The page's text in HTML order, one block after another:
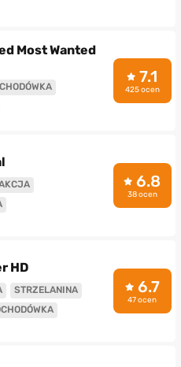
Most Wanted
7.1
425 ocen
6.8
38 ocen
HD
STRZELANINA
6.7
47 ocen